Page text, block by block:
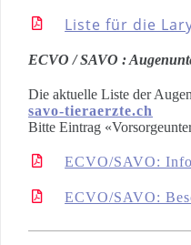
Liste für die
ECVO / SAVO :
Die aktuelle Liste der
savo-tieraerzte.ch
Bitte Eintrag
ECVO/SAVO:
ECVO/SAVO: